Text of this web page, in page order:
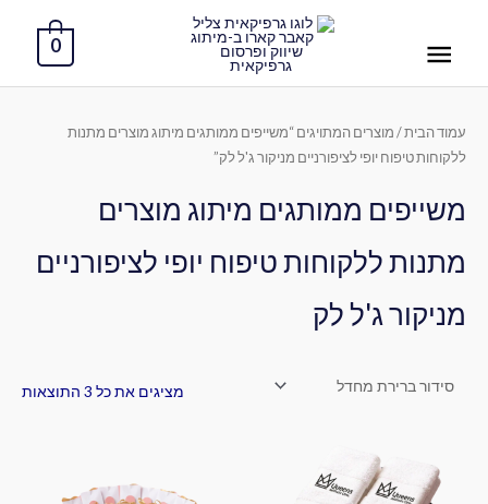
ראשי
0
עמוד הבית/ מוצרים המתויגים “משייפים ממותגים מיתוג מוצרים מתנות
ללקוחות טיפוח יופי לציפורניים מניקור ג'ל לק”
משייפים ממותגים מיתוג מוצרים
מתנות ללקוחות טיפוח יופי לציפורניים
מניקור ג'ל לק
מציגים את כל ⁦3⁩ התוצאות